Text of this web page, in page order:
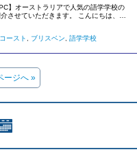
】オーストラリアで人気の語学学校の
介させていただきます。 こんにちは、大
ースト , ブリスベン, 語学学校
ージへ »